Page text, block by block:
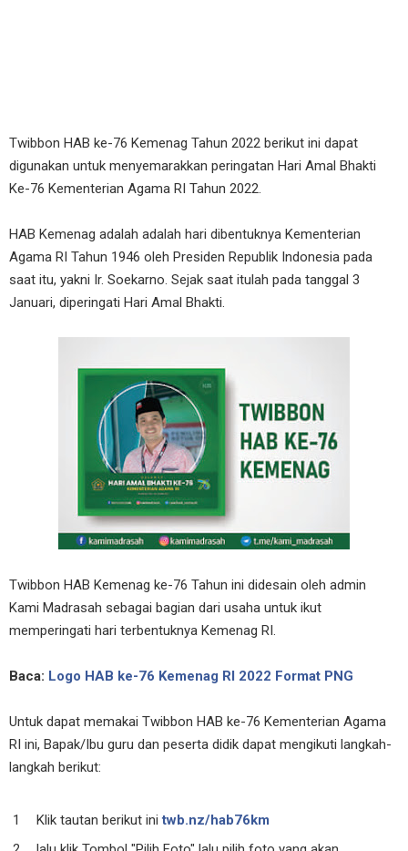
Twibbon HAB ke-76 Kemenag Tahun 2022 berikut ini dapat
digunakan untuk menyemarakkan peringatan Hari Amal Bhakti
Ke-76 Kementerian Agama RI Tahun 2022.
HAB Kemenag adalah adalah hari dibentuknya Kementerian
Agama RI Tahun 1946 oleh Presiden Republik Indonesia pada
saat itu, yakni Ir. Soekarno. Sejak saat itulah pada tanggal 3
Januari, diperingati Hari Amal Bhakti.
Twibbon HAB Kemenag ke-76 Tahun ini didesain oleh admin
Kami Madrasah sebagai bagian dari usaha untuk ikut
memperingati hari terbentuknya Kemenag RI.
Baca: Logo HAB ke-76 Kemenag RI 2022 Format PNG
Untuk dapat memakai Twibbon HAB ke-76 Kementerian Agama
RI ini, Bapak/Ibu guru dan peserta didik dapat mengikuti langkah-
langkah berikut:
Klik tautan berikut initwb.nz/hab76km